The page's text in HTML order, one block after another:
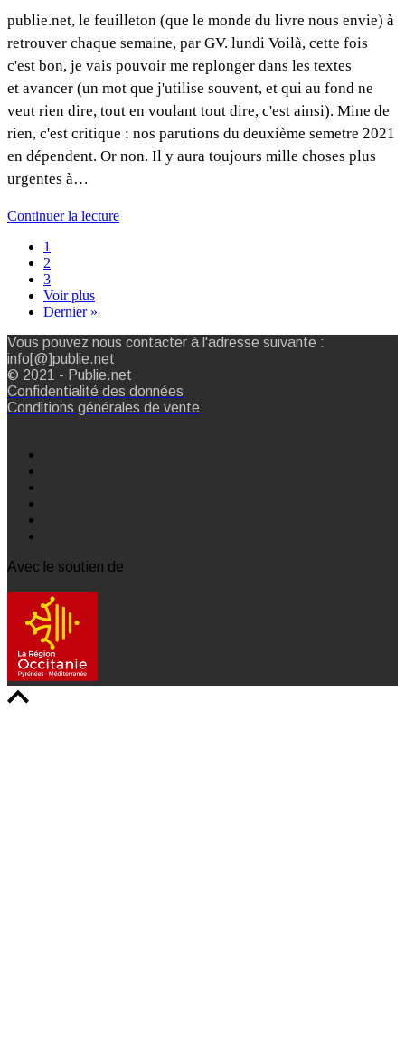
publie.net, le feuilleton (que le monde du livre nous envie) à
retrouver chaque semaine, par GV. lundi Voilà, cette fois
c'est bon, je vais pouvoir me replonger dans les textes
et avancer (un mot que j'utilise souvent, et qui au fond ne
veut rien dire, tout en voulant tout dire, c'est ainsi). Mine de
rien, c'est critique : nos parutions du deuxième semetre 2021
en dépendent. Or non. Il y aura toujours mille choses plus
urgentes à…
Continuer la lecture
1
2
3
Voir plus
Dernier »
Vous pouvez nous contacter à l'adresse suivante :
info[@]publie.net
© 2021 - Publie.net
Confidentialité des données
Conditions générales de vente
Avec le soutien de